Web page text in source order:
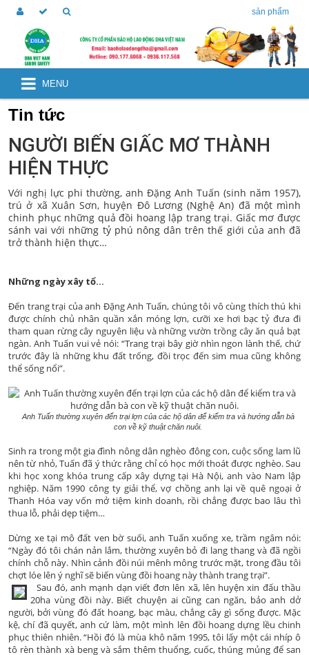
sản phẩm
MENU
Tin tức
NGƯỜI BIẾN GIẤC MƠ THÀNH
HIỆN THỰC
Với nghị lực phi thường, anh Đặng Anh Tuấn (sinh năm 1957),
trú ở xã Xuân Sơn, huyện Đô Lương (Nghệ An) đã một mình
chinh phục những quả đồi hoang lập trang trại. Giấc mơ được
sánh vai với những tỷ phú nông dân trên thế giới của anh đã
trở thành hiện thực…
Những ngày xây tổ…
Đến trang trại của anh Đặng Anh Tuấn, chúng tôi vô cùng thích thú khi
được chính chủ nhân quần xắn móng lợn, cưỡi xe hơi bạc tỷ đưa đi
tham quan rừng cây nguyên liệu và những vườn trồng cây ăn quả bạt
ngàn. Anh Tuấn vui vẻ nói: “Trang trại bây giờ nhìn ngon lành thế, chứ
trước đây là những khu đất trống, đồi trọc đến sim mua cũng không
thể sống nổi”.
Anh Tuấn thường xuyên đến trại lợn của các hộ dân để kiểm tra và hướng dẫn bà
con về kỹ thuật chăn nuôi.
Sinh ra trong một gia đình nông dân nghèo đông con, cuộc sống lam lũ
nên từ nhỏ, Tuấn đã ý thức rằng chỉ có học mới thoát được nghèo. Sau
khi học xong khóa trung cấp xây dựng tại Hà Nội, anh vào Nam lập
nghiệp. Năm 1990 công ty giải thể, vợ chồng anh lại về quê ngoại ở
Thanh Hóa vay vốn mở tiệm kinh doanh, rồi chẳng được bao lâu thì
thua lỗ, phải dẹp tiệm…
Dừng xe tại mô đất ven bờ suối, anh Tuấn xuống xe, trầm ngâm nói:
“Ngày đó tôi chán nản lắm, thường xuyên bỏ đi lang thang và đã ngồi
chính chỗ này. Nhìn cảnh đồi núi mênh mông trước mặt, trong đầu tôi
chợt lóe lên ý nghĩ sẽ biến vùng đồi hoang này thành trang trại”.
Sau đó, anh mạnh dạn viết đơn lên xã, lên huyện xin đấu thầu
20ha vùng đồi này. Biết chuyện ai cũng can ngăn, bảo anh dở
người, bởi vùng đó đất hoang, bạc màu, chẳng cây gì sống được. Mặc
kệ, chí đã quyết, anh cứ làm, một mình lên đồi hoang dựng lều chinh
phục thiên nhiên. “Hồi đó là mùa khô năm 1995, tôi lấy một cái nhíp ô
tô rèn thành xà beng và sắm thêm thuổng, cuốc, thúng mủng để san